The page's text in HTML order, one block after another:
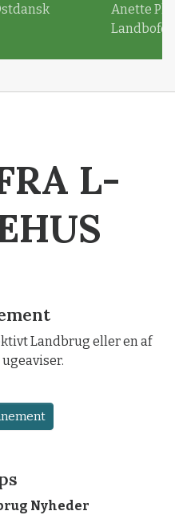
Anette
L-
Landbrug eller en af
Nyheder